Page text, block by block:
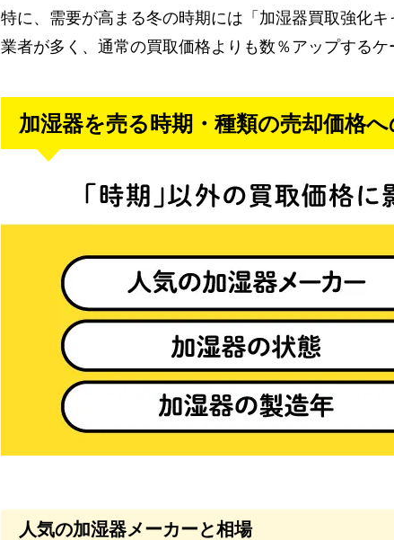
特に、需要が高まる冬の時期には「加湿器買取強化
業者が多く、通常の買取価格よりも数％アップする
加湿器を売る時期・種類の売却価格
人気の加湿器メーカーと相場